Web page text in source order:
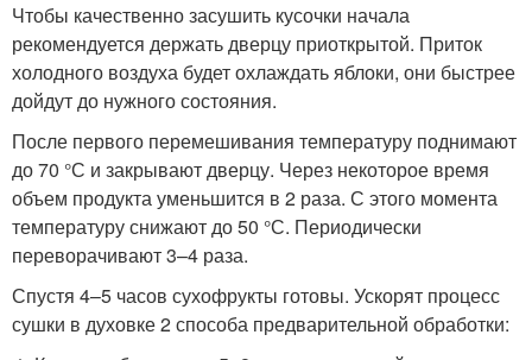
Чтобы качественно засушить кусочки начала
рекомендуется держать дверцу приоткрытой. Приток
холодного воздуха будет охлаждать яблоки, они быстрее
дойдут до нужного состояния.
После первого перемешивания температуру поднимают
до 70 °С и закрывают дверцу. Через некоторое время
объем продукта уменьшится в 2 раза. С этого момента
температуру снижают до 50 °С. Периодически
переворачивают 3–4 раза.
Спустя 4–5 часов сухофрукты готовы. Ускорят процесс
сушки в духовке 2 способа предварительной обработки: